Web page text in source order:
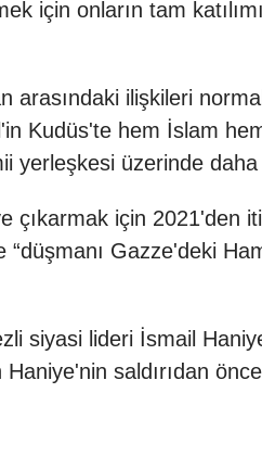
için onların tam
arasındaki ilişkileri
Kudüs'te hem İslam
yerleşkesi üzerinde
çıkarmak için 2021'den
“düşmanı Gazze'deki
siyasi lideri İsmail
saldırıdan